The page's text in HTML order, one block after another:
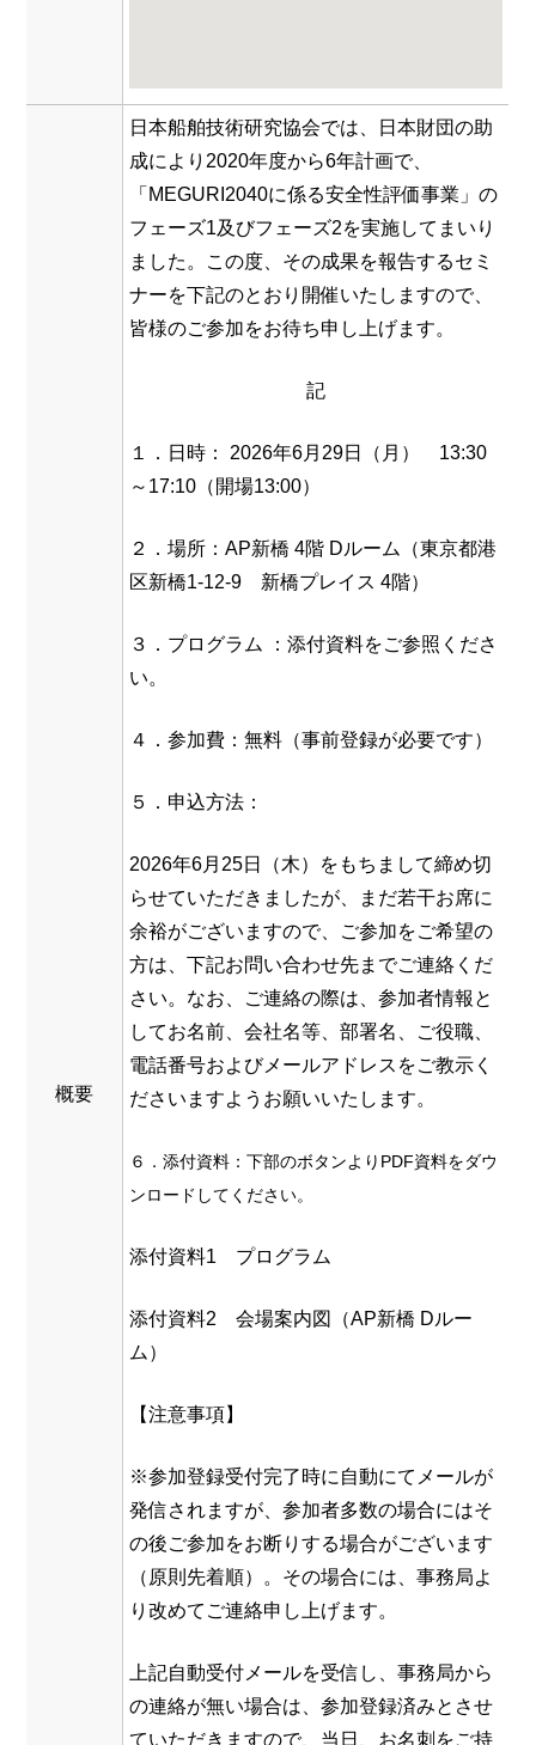
概要
⽇本船舶技術研究協会では、日本財団の助
成により2020年度から6年計画で、
「MEGURI2040に係る安全性評価事業」の
フェーズ1及びフェーズ2を実施してまいり
ました。この度、その成果を報告するセミ
ナーを下記のとおり開催いたしますので、
皆様のご参加をお待ち申し上げます。
記
１．日時： 2026年6月29日（月） 13:30
～17:10（開場13:00）
２．場所：AP新橋 4階 Dルーム（東京都港
区新橋1-12-9 新橋プレイス 4階）
３．プログラム ：添付資料をご参照くださ
い。
４．参加費：無料（事前登録が必要です）
５．申込方法：
2026年6月25日（木）をもちまして締め切
らせていただきましたが、まだ若干お席に
余裕がございますので、ご参加をご希望の
方は、下記お問い合わせ先までご連絡くだ
さい。なお、ご連絡の際は、参加者情報と
してお名前、会社名等、部署名、ご役職、
電話番号およびメールアドレスをご教示く
ださいますようお願いいたします。
６．添付資料：下部のボタンよりPDF資料をダウ
ンロードしてください。
添付資料1 プログラム
添付資料2 会場案内図（AP新橋 Dルー
ム）
【注意事項】
※参加登録受付完了時に自動にてメールが
発信されますが、参加者多数の場合にはそ
の後ご参加をお断りする場合がございます
（原則先着順）。その場合には、事務局よ
り改めてご連絡申し上げます。
上記自動受付メールを受信し、事務局から
の連絡が無い場合は、参加登録済みとさせ
ていただきますので、当日、お名刺をご持